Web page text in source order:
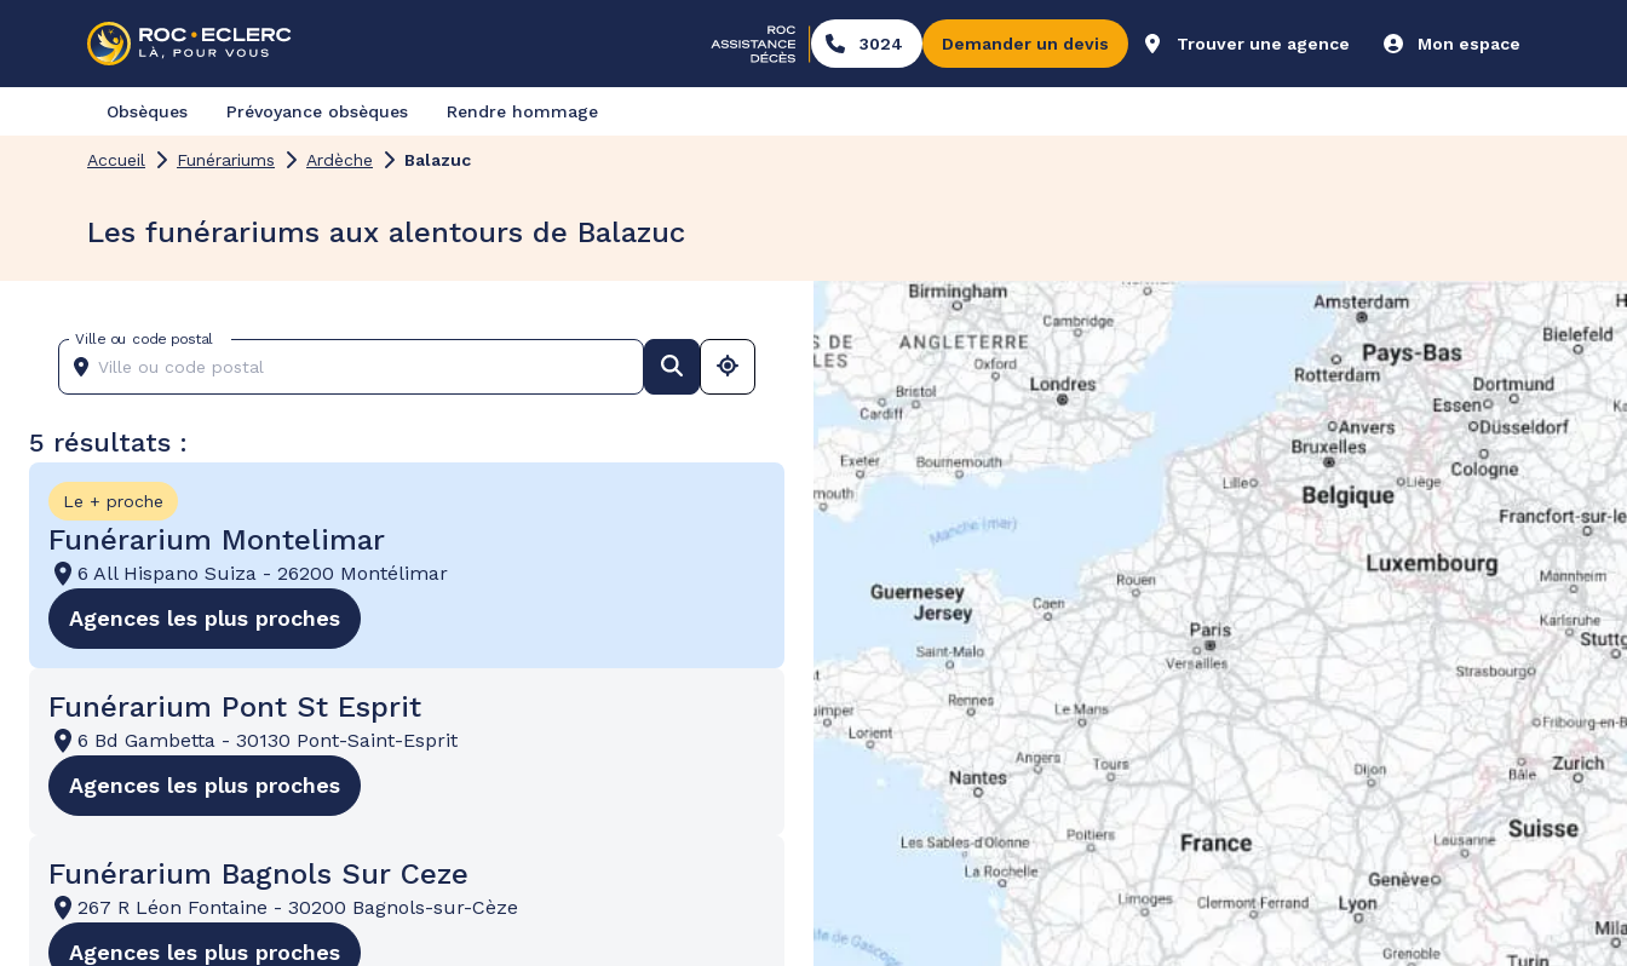
3024 Demander un devis Trouver une agence Mon espace
Obsèques Prévoyance obsèques Rendre hommage
Accueil Funérariums Ardèche Balazuc
Les funérariums aux alentours de Balazuc
Ville ou code postal
5 résultats :
Le + proche
Funérarium Montelimar
6 All Hispano Suiza - 26200 Montélimar
Agences les plus proches
Funérarium Pont St Esprit
6 Bd Gambetta - 30130 Pont-Saint-Esprit
Agences les plus proches
Funérarium Bagnols Sur Ceze
267 R Léon Fontaine - 30200 Bagnols-sur-Cèze
Agences les plus proches